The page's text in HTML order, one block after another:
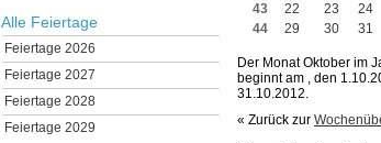
Alle Feiertage
Feiertage 2026
Feiertage 2027
Feiertage 2028
Feiertage 2029
43
22 23 24
44
29 30 31
Der Monat Oktober im
beginnt am , den
31.10.2012.
« Zurück zur